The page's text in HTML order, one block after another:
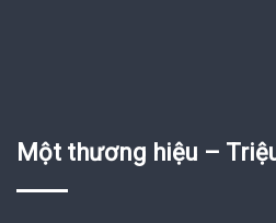
Một thương hiệu –